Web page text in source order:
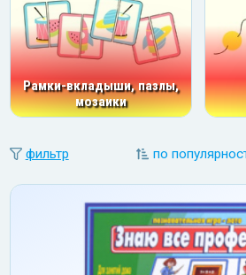
Рамки-вкладыши, пазлы,
мозаики
фильтр по